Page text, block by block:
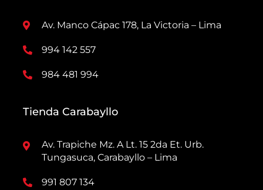
Av. Manco Cápac 178, La Victoria – Lima
994 142 557
984 481 994
Tienda Carabayllo
Av. Trapiche Mz. A Lt. 15 2da Et. Urb.
Tungasuca, Carabayllo – Lima
991 807 134